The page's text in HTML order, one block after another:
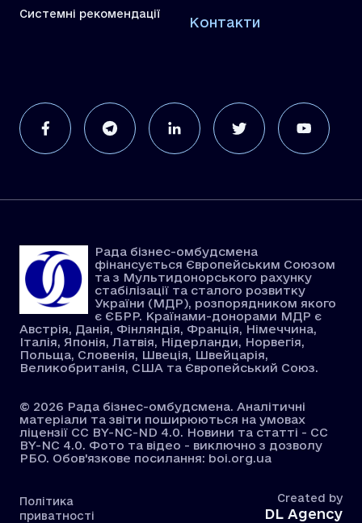
Системні рекомендації
Контакти
Рада бізнес-омбудсмена
фінансується Європейським Союзом
та з Мультидонорського рахунку
стабілізації та сталого розвитку
України (МДР), розпорядником якого
є ЄБРР. Країнами-донорами МДР є
Австрія, Данія, Фінляндія, Франція, Німеччина,
Італія, Японія, Латвія, Нідерланди, Норвегія,
Польща, Словенія, Швеція, Швейцарія,
Великобританія, США та Європейський Союз.
© 2026 Рада бізнес-омбудсмена. Аналітичні
матеріали та звіти поширюються на умовах
ліцензії CC BY-NC-ND 4.0. Новини та статті - CC
BY-NC 4.0. Фото та відео - виключно з дозволу
РБО. Обов'язкове посилання: boi.org.ua
Політика
приватності
Created by
DL Agency